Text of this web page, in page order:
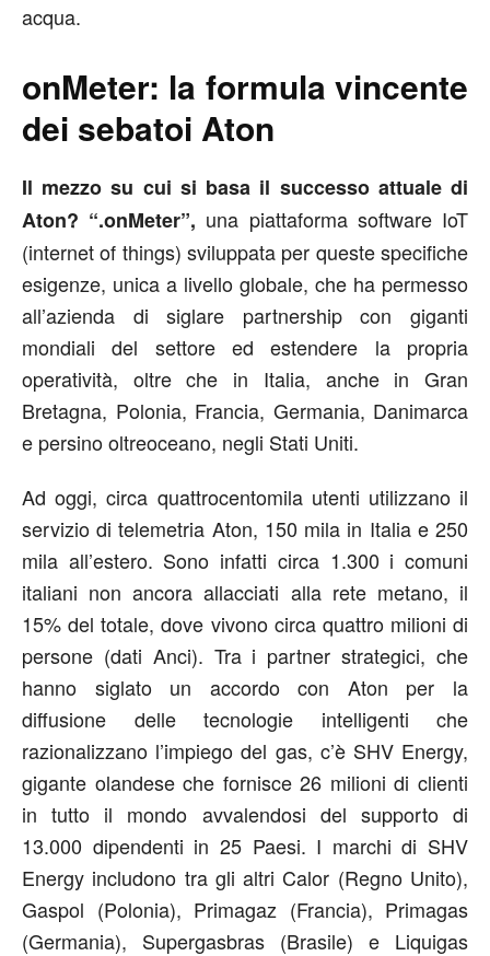
acqua.
onMeter: la formula vincente
dei sebatoi Aton
Il mezzo su cui si basa il successo attuale di
Aton? “.onMeter”, una piattaforma software IoT
(internet of things) sviluppata per queste specifiche
esigenze, unica a livello globale, che ha permesso
all’azienda di siglare partnership con giganti
mondiali del settore ed estendere la propria
operatività, oltre che in Italia, anche in Gran
Bretagna, Polonia, Francia, Germania, Danimarca
e persino oltreoceano, negli Stati Uniti.
Ad oggi, circa quattrocentomila utenti utilizzano il
servizio di telemetria Aton, 150 mila in Italia e 250
mila all’estero. Sono infatti circa 1.300 i comuni
italiani non ancora allacciati alla rete metano, il
15% del totale, dove vivono circa quattro milioni di
persone (dati Anci). Tra i partner strategici, che
hanno siglato un accordo con Aton per la
diffusione delle tecnologie intelligenti che
razionalizzano l’impiego del gas, c’è SHV Energy,
gigante olandese che fornisce 26 milioni di clienti
in tutto il mondo avvalendosi del supporto di
13.000 dipendenti in 25 Paesi. I marchi di SHV
Energy includono tra gli altri Calor (Regno Unito),
Gaspol (Polonia), Primagaz (Francia), Primagas
(Germania), Supergasbras (Brasile) e Liquigas